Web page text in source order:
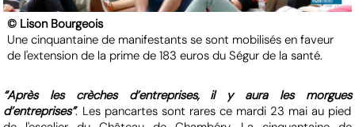
© Lison Bourgeois
Une cinquantaine de manifestants se sont mobilisés en faveur
de l'extension de la prime de 183 euros du Ségur de la santé.
“Après les crèches d’entreprises, il y aura les morgues
d’entreprises”. Les pancartes sont rares ce mardi 23 mai au pied